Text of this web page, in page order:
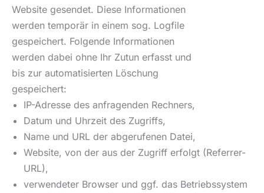
Website gesendet. Diese Informationen
werden temporär in einem sog. Logfile
gespeichert. Folgende Informationen
werden dabei ohne Ihr Zutun erfasst und
bis zur automatisierten Löschung
gespeichert:
IP-Adresse des anfragenden Rechners,
Datum und Uhrzeit des Zugriffs,
Name und URL der abgerufenen Datei,
Website, von der aus der Zugriff erfolgt (Referrer-
URL),
verwendeter Browser und ggf. das Betriebssystem